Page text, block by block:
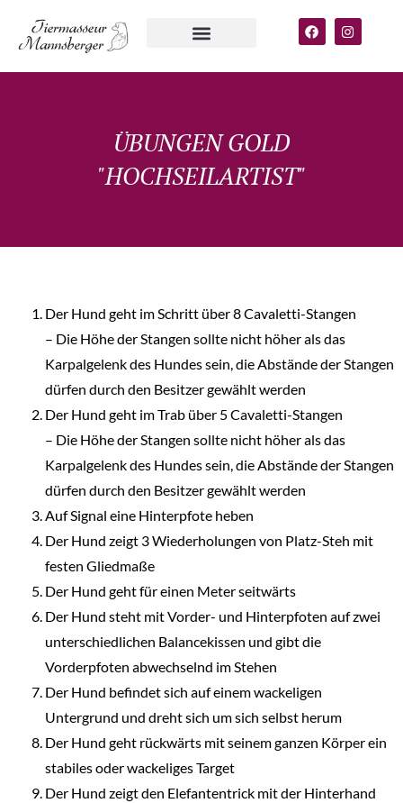
ÜBUNGEN GOLD
"HOCHSEILARTIST"
Der Hund geht im Schritt über 8 Cavaletti-Stangen
– Die Höhe der Stangen sollte nicht höher als das
Karpalgelenk des Hundes sein, die Abstände der Stangen
dürfen durch den Besitzer gewählt werden
Der Hund geht im Trab über 5 Cavaletti-Stangen
– Die Höhe der Stangen sollte nicht höher als das
Karpalgelenk des Hundes sein, die Abstände der Stangen
dürfen durch den Besitzer gewählt werden
Auf Signal eine Hinterpfote heben
Der Hund zeigt 3 Wiederholungen von Platz-Steh mit
festen Gliedmaße
Der Hund geht für einen Meter seitwärts
Der Hund steht mit Vorder- und Hinterpfoten auf zwei
unterschiedlichen Balancekissen und gibt die
Vorderpfoten abwechselnd im Stehen
Der Hund befindet sich auf einem wackeligen
Untergrund und dreht sich um sich selbst herum
Der Hund geht rückwärts mit seinem ganzen Körper ein
stabiles oder wackeliges Target
Der Hund zeigt den Elefantentrick mit der Hinterhand